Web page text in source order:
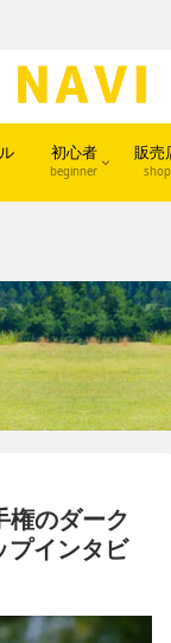
初心者
beginner
販売
shop
権のダーク
プインタビ